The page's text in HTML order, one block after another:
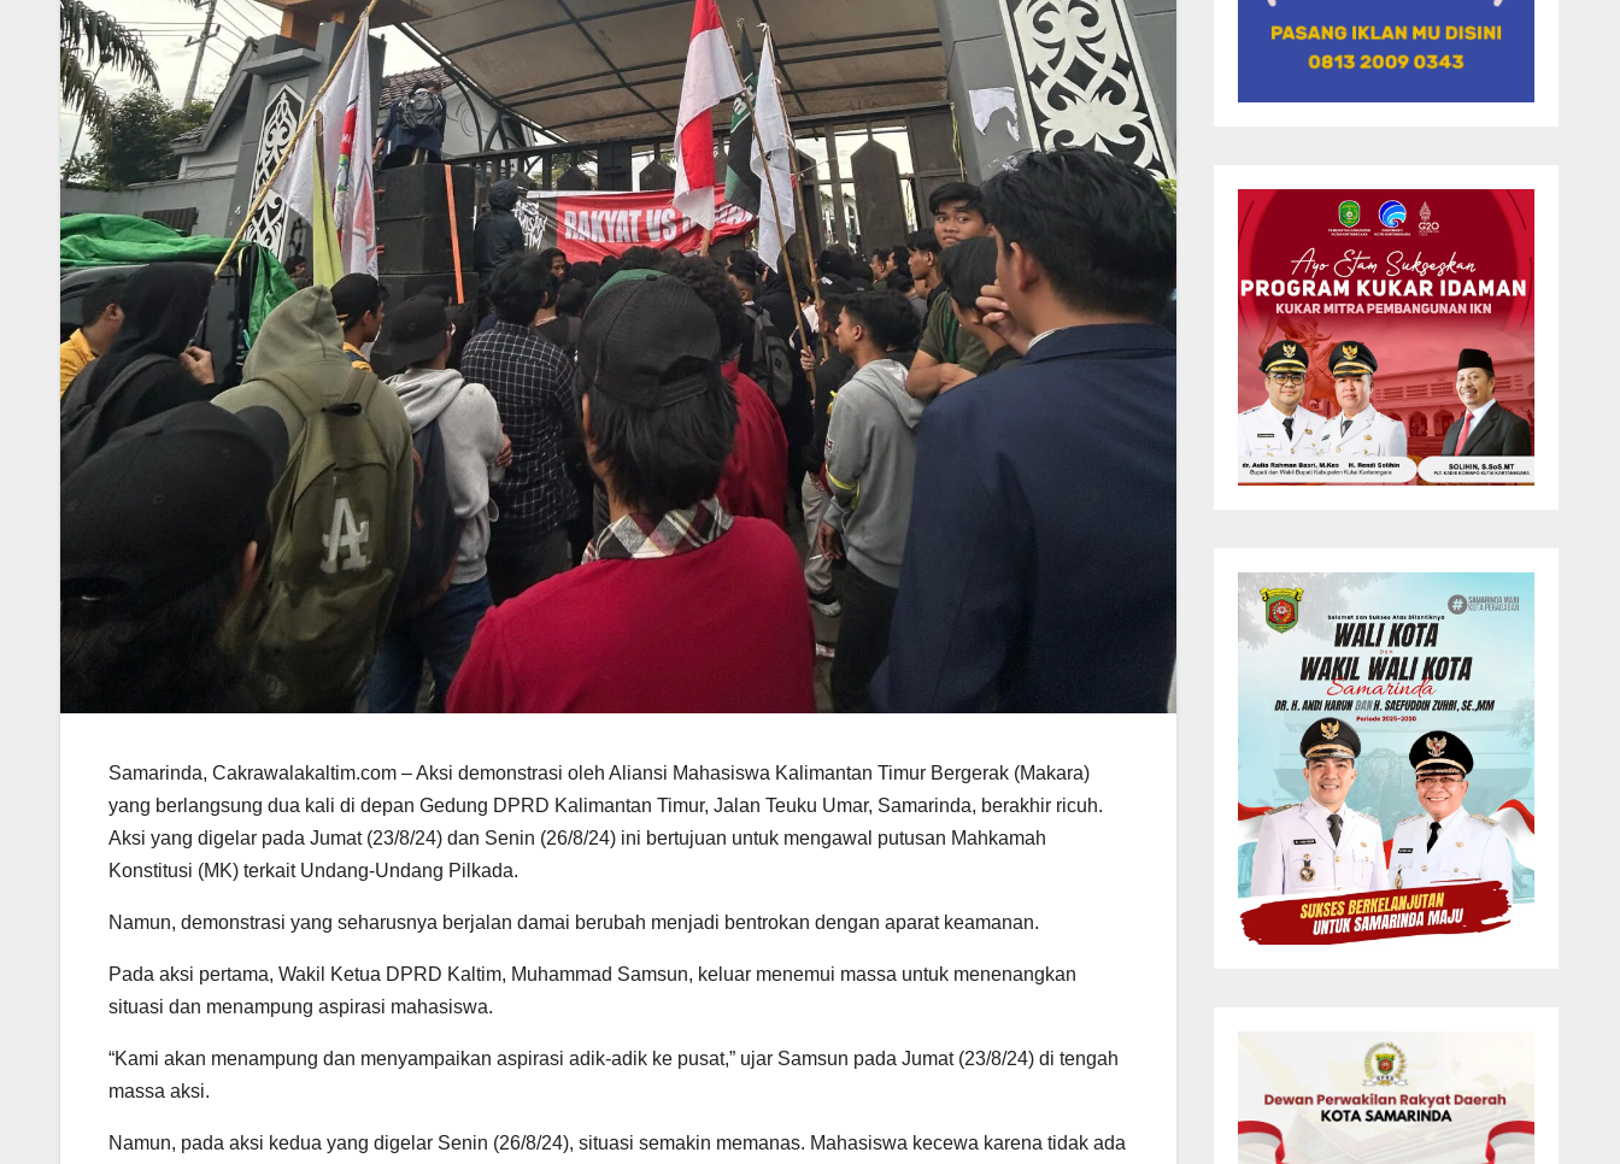
Samarinda, Cakrawalakaltim.com – Aksi demonstrasi oleh Aliansi Mahasiswa Kalimantan Timur Bergerak (Makara)
yang berlangsung dua kali di depan Gedung DPRD Kalimantan Timur, Jalan Teuku Umar, Samarinda, berakhir ricuh.
Aksi yang digelar pada Jumat (23/8/24) dan Senin (26/8/24) ini bertujuan untuk mengawal putusan Mahkamah
Konstitusi (MK) terkait Undang-Undang Pilkada.
Namun, demonstrasi yang seharusnya berjalan damai berubah menjadi bentrokan dengan aparat keamanan.
Pada aksi pertama, Wakil Ketua DPRD Kaltim, Muhammad Samsun, keluar menemui massa untuk menenangkan
situasi dan menampung aspirasi mahasiswa.
“Kami akan menampung dan menyampaikan aspirasi adik-adik ke pusat,” ujar Samsun pada Jumat (23/8/24) di tengah
massa aksi.
Namun, pada aksi kedua yang digelar Senin (26/8/24), situasi semakin memanas. Mahasiswa kecewa karena tidak ada